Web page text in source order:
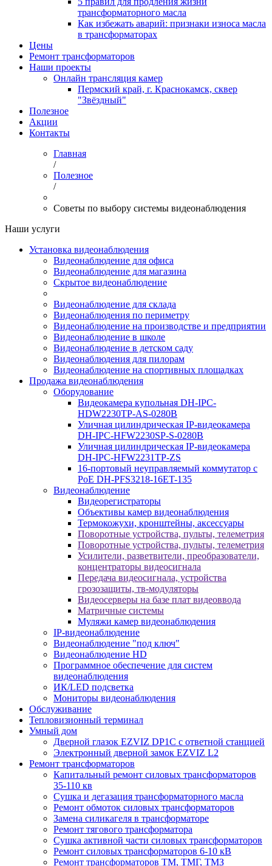
трансформаторного масла
Как избежать аварий: признаки износа масла
в трансформаторах
Цены
Ремонт трансформаторов
Наши проекты
Онлайн трансляция камер
Пермский край, г. Краснокамск, сквер
"Звёздный"
Полезное
Акции
Контакты
Главная
/
Полезное
/
Советы по выбору системы видеонаблюдения
Наши услуги
Установка видеонаблюдения
Видеонаблюдение для офиса
Видеонаблюдение для магазина
Скрытое видеонаблюдение
Видеонаблюдение для склада
Видеонаблюдения по периметру
Видеонаблюдение на производстве и предприятии
Видеонаблюдение в школе
Видеонаблюдение в детском саду
Видеонаблюдения для пилорам
Видеонаблюдение на спортивных площадках
Продажа видеонаблюдения
Оборудование
Видеокамера купольная DH-IPC-
HDW2230TP-AS-0280B
Уличная цилиндрическая IP-видеокамера
DH-IPC-HFW2230SP-S-0280B
Уличная цилиндрическая IP-видеокамера
DH-IPC-HFW2231TP-ZS
16-портовый неуправляемый коммутатор с
РоЕ DH-PFS3218-16ET-135
Видеонаблюдение
Видеорегистраторы
Объективы камер видеонаблюдения
Термокожухи, кронштейны, аксессуары
Поворотные устройства, пульты, телеметрия
Поворотные устройства, пульты, телеметрия
Усилители, разветвители, преобразователи,
концентраторы видеосигнала
Передача видеосигнала, устройства
грозозащиты, тв-модуляторы
Видеосерверы на базе плат видеоввода
Матричные системы
Муляжи камер видеонаблюдения
IP-видеонаблюдение
Видеонаблюдение "под ключ"
Видеонаблюдение HD
Программное обеспечение для систем
видеонаблюдения
ИК/LED подсветка
Мониторы видеонаблюдения
Обслуживание
Тепловизионный терминал
Умный дом
Дверной глазок EZVIZ DP1C с ответной станцией
Электронный дверной замок EZVIZ L2
Ремонт трансформаторов
Капитальный ремонт силовых трансформаторов
35-110 кв
Сушка и дегазация трансформаторного масла
Ремонт обмоток силовых трансформаторов
Замена силикагеля в трансформаторе
Ремонт тягового трансформатора
Сушка активной части силовых трансформаторов
Ремонт силовых трансформаторов 6-10 кВ
Ремонт трансформаторов ТМ, ТМГ, ТМЗ